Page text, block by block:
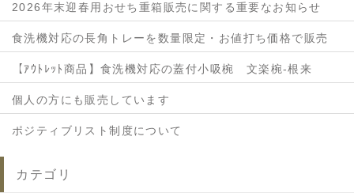
2026年末迎春用おせち重箱販売に関する重要なお知らせ
食洗機対応の長角トレーを数量限定・お値打ち価格で販売
【ｱｳﾄﾚｯﾄ商品】食洗機対応の蓋付小吸椀 文楽椀-根来
個人の方にも販売しています
ポジティブリスト制度について
カテゴリ